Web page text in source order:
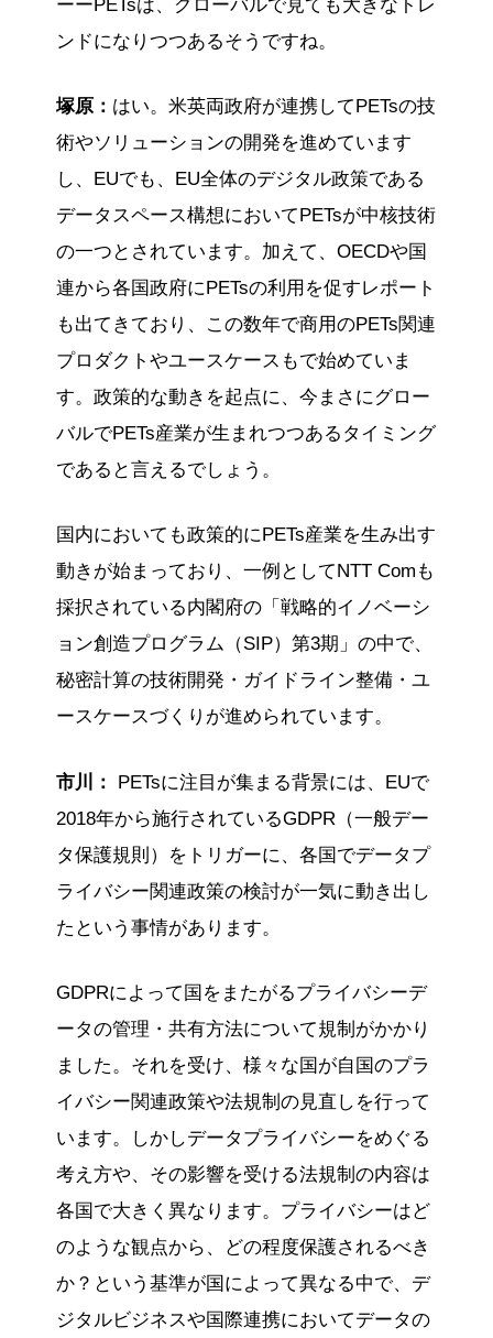
ーーPETsは、グローバルで見ても大きなトレ
ンドになりつつあるそうですね。
塚原： はい。米英両政府が連携してPETsの技
術やソリューションの開発を進めています
し、EUでも、EU全体のデジタル政策である
データスペース構想においてPETsが中核技術
の一つとされています。加えて、OECDや国
連から各国政府にPETsの利用を促すレポート
も出てきており、この数年で商用のPETs関連
プロダクトやユースケースもで始めていま
す。政策的な動きを起点に、今まさにグロー
バルでPETs産業が生まれつつあるタイミング
であると言えるでしょう。
国内においても政策的にPETs産業を生み出す
動きが始まっており、一例としてNTT Comも
採択されている内閣府の「戦略的イノベーシ
ョン創造プログラム（SIP）第3期」の中で、
秘密計算の技術開発・ガイドライン整備・ユ
ースケースづくりが進められています。
市川：
PETsに注目が集まる背景には、EUで
2018年から施行されているGDPR（一般デー
タ保護規則）をトリガーに、各国でデータプ
ライバシー関連政策の検討が一気に動き出し
たという事情があります。
GDPRによって国をまたがるプライバシーデ
ータの管理・共有方法について規制がかかり
ました。それを受け、様々な国が自国のプラ
イバシー関連政策や法規制の見直しを行って
います。しかしデータプライバシーをめぐる
考え方や、その影響を受ける法規制の内容は
各国で大きく異なります。プライバシーはど
のような観点から、どの程度保護されるべき
か？という基準が国によって異なる中で、デ
ジタルビジネスや国際連携においてデータの